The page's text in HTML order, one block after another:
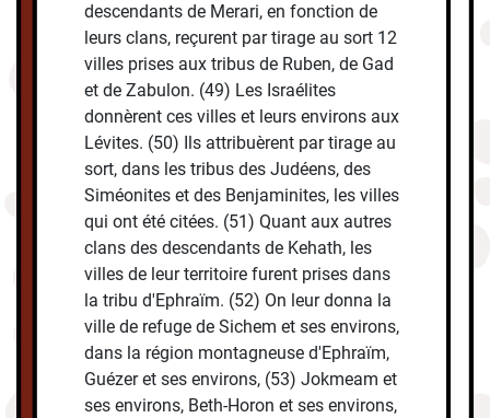
descendants de Merari, en fonction de
leurs clans, reçurent par tirage au sort 12
villes prises aux tribus de Ruben, de Gad
et de Zabulon. (49) Les Israélites
donnèrent ces villes et leurs environs aux
Lévites. (50) Ils attribuèrent par tirage au
sort, dans les tribus des Judéens, des
Siméonites et des Benjaminites, les villes
qui ont été citées. (51) Quant aux autres
clans des descendants de Kehath, les
villes de leur territoire furent prises dans
la tribu d'Ephraïm. (52) On leur donna la
ville de refuge de Sichem et ses environs,
dans la région montagneuse d'Ephraïm,
Guézer et ses environs, (53) Jokmeam et
ses environs, Beth-Horon et ses environs,